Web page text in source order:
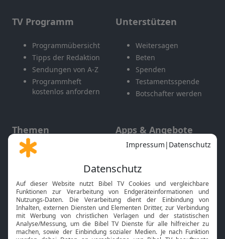
TV Programm
Programmübersicht
Tipps der Redaktion
Sendungen von A-Z
Programmheft
kostenlos anfordern
Unterstützen
Weitersagen
Beten
Spenden
Testamentsspende
Botschafter werden
Themen
Gott und Bibel erklärt
Neuigkeiten
Apps & Angebote
Mobile App
Smart TV
HbbTV
Bibelthek Online-Bibel
Nächster Gottesdienst